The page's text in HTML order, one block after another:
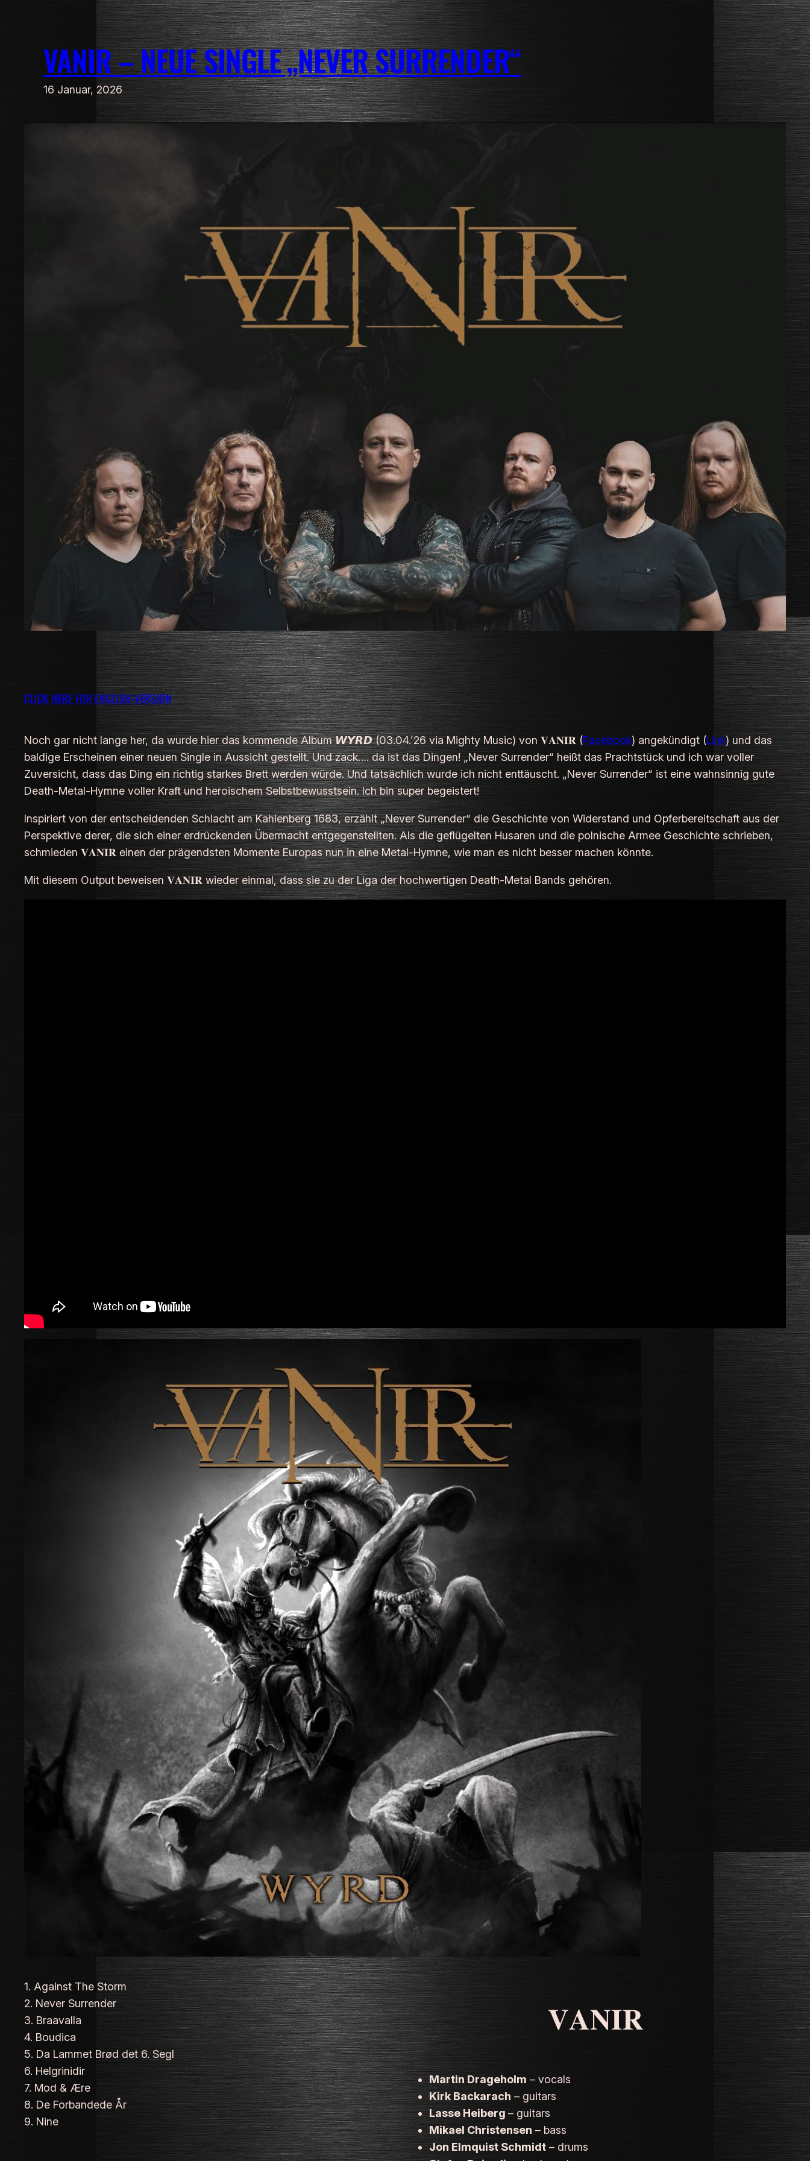
VANIR – NEUE SINGLE „NEVER SURRENDER“
16 Januar, 2026
CLICK HERE FOR ENGLISH-VERSION
Noch gar nicht lange her, da wurde hier das kommende Album 𝙒𝙔𝙍𝘿 (03.04.’26 via Mighty Music) von 𝐕𝐀𝐍𝐈𝐑 (Facebook) angekündigt (Link) und das
baldige Erscheinen einer neuen Single in Aussicht gestellt. Und zack…. da ist das Dingen! „Never Surrender“ heißt das Prachtstück und ich war voller
Zuversicht, dass das Ding ein richtig starkes Brett werden würde. Und tatsächlich wurde ich nicht enttäuscht. „Never Surrender“ ist eine wahnsinnig gute
Death-Metal-Hymne voller Kraft und heroischem Selbstbewusstsein. Ich bin super begeistert!
Inspiriert von der entscheidenden Schlacht am Kahlenberg 1683, erzählt „Never Surrender“ die Geschichte von Widerstand und Opferbereitschaft aus der
Perspektive derer, die sich einer erdrückenden Übermacht entgegenstellten. Als die geflügelten Husaren und die polnische Armee Geschichte schrieben,
schmieden 𝐕𝐀𝐍𝐈𝐑 einen der prägendsten Momente Europas nun in eine Metal-Hymne, wie man es nicht besser machen könnte.
Mit diesem Output beweisen 𝐕𝐀𝐍𝐈𝐑 wieder einmal, dass sie zu der Liga der hochwertigen Death-Metal Bands gehören.
1. Against The Storm
2. Never Surrender
3. Braavalla
4. Boudica
5. Da Lammet Brød det 6. Segl
6. Helgrinidir
7. Mod & Ære
8. De Forbandede År
9. Nine
𝐕𝐀𝐍𝐈𝐑
Martin Drageholm – vocals
Kirk Backarach – guitars
Lasse Heiberg – guitars
Mikael Christensen – bass
Jon Elmquist Schmidt – drums